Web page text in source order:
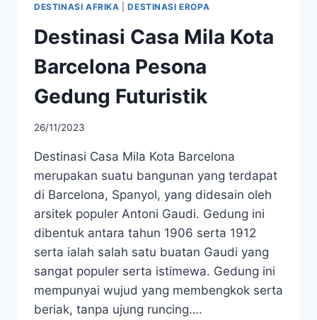
DESTINASI AFRIKA |DESTINASI EROPA
Destinasi Casa Mila Kota
Barcelona Pesona
Gedung Futuristik
26/11/2023
Destinasi Casa Mila Kota Barcelona
merupakan suatu bangunan yang terdapat
di Barcelona, Spanyol, yang didesain oleh
arsitek populer Antoni Gaudi. Gedung ini
dibentuk antara tahun 1906 serta 1912
serta ialah salah satu buatan Gaudi yang
sangat populer serta istimewa. Gedung ini
mempunyai wujud yang membengkok serta
beriak, tanpa ujung runcing….